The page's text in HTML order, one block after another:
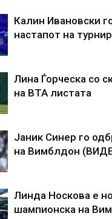
Калин Ивановски
настапот на
Лина Ѓорческа со
на ВТА листата
Јаник Синер го
на Вимблдон
Линда Носкова е
шампионска на